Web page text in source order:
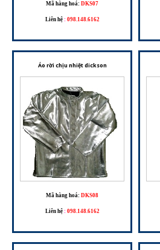
Mã hàng hoá: DKS07
Liên hệ : 098.148.6162
Áo rời chịu nhiệt dickson
Mã hàng hoá: DKS08
Liên hệ : 098.148.6162